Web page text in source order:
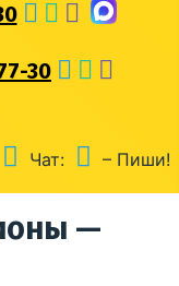
30
Чат: – Пиши!
—